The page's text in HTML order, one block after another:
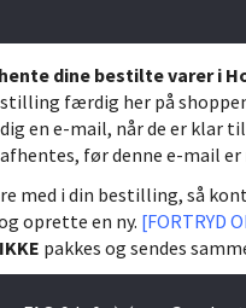
dine bestilte varer i
færdig her på
en e-mail, når de er klar
afhentes, før denne e-mail
med i din bestilling, så
oprette en ny. [FORTRYD
IKKE pakkes og sendes